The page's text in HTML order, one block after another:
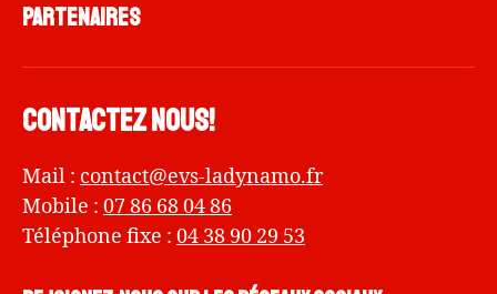
Partenaires
Contactez nous!
Mail : contact@evs-ladynamo.fr
Mobile : 07 86 68 04 86
Téléphone fixe : 04 38 90 29 53